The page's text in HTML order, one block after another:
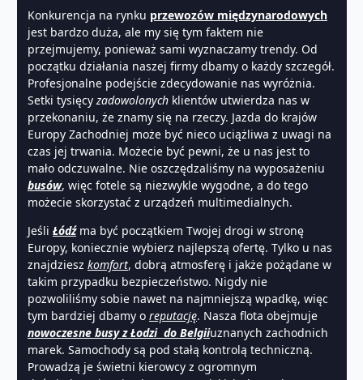
Konkurencja na rynku przewozów międzynarodowych
jest bardzo duża, ale my się tym faktem nie
przejmujemy, ponieważ sami wyznaczamy trendy. Od
początku działania naszej firmy dbamy o każdy szczegół.
Profesjonalne podejście zdecydowanie nas wyróżnia.
Setki tysięcy zadowolonych klientów utwierdza nas w
przekonaniu, że znamy się na rzeczy. Jazda do krajów
Europy Zachodniej może być nieco uciążliwa z uwagi na
czas jej trwania. Możecie być pewni, że u nas jest to
mało odczuwalne. Nie oszczędzaliśmy na wyposażeniu
busów, więc fotele są niezwykle wygodne, a do tego
możecie skorzystać z urządzeń multimedialnych.
Jeśli Łódź ma być początkiem Twojej drogi w stronę
Europy, koniecznie wybierz najlepszą ofertę. Tylko u nas
znajdziesz komfort, dobrą atmosferę i jakże pożądane w
takim przypadku bezpieczeństwo. Nigdy nie
pozwoliliśmy sobie nawet na najmniejszą wpadkę, więc
tym bardziej dbamy o reputację. Nasza flota obejmuje
nowoczesne busy z Łodzi do Belgiiuznanych zachodnich
marek. Samochody są pod stałą kontrolą techniczną.
Prowadzą je świetni kierowcy z ogromnym